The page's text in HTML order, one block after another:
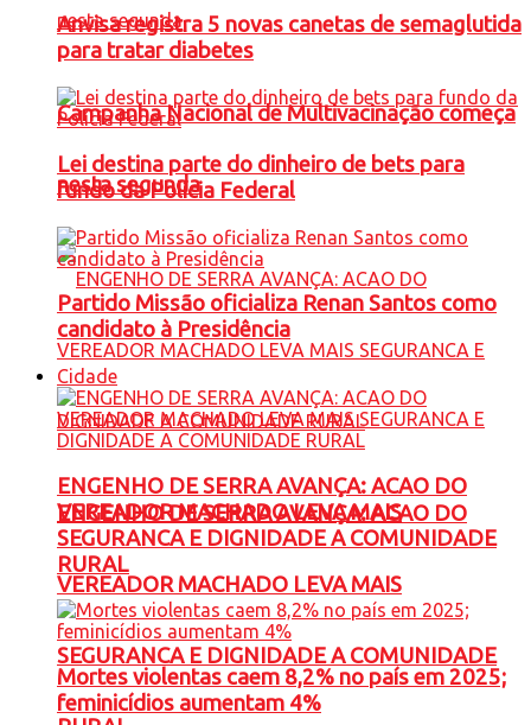
Campanha Nacional de Multivacinação começa
nesta segunda
ENGENHO DE SERRA AVANÇA: ACAO DO
VEREADOR MACHADO LEVA MAIS
SEGURANCA E DIGNIDADE A COMUNIDADE
Anvisa registra 5 novas canetas de semaglutida
para tratar diabetes
Lei destina parte do dinheiro de bets para
fundo da Polícia Federal
Partido Missão oficializa Renan Santos como
candidato à Presidência
Cidade
ENGENHO DE SERRA AVANÇA: ACAO DO
VEREADOR MACHADO LEVA MAIS
SEGURANCA E DIGNIDADE A COMUNIDADE
RURAL
Mortes violentas caem 8,2% no país em 2025;
feminicídios aumentam 4%